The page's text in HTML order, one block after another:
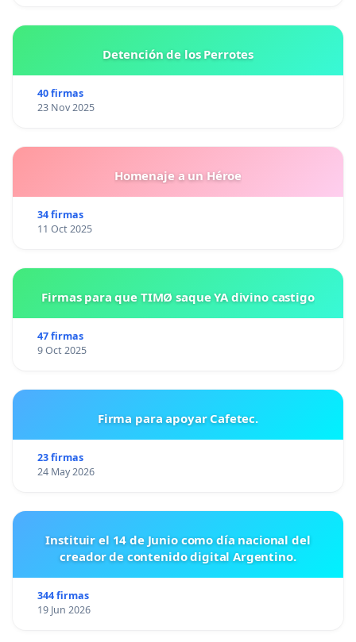
Detención de los Perrotes
40 firmas
23 Nov 2025
Homenaje a un Héroe
34 firmas
11 Oct 2025
Firmas para que TIMØ saque YA divino castigo
47 firmas
9 Oct 2025
Firma para apoyar Cafetec.
23 firmas
24 May 2026
Instituir el 14 de Junio como día nacional del
creador de contenido digital Argentino.
344 firmas
19 Jun 2026